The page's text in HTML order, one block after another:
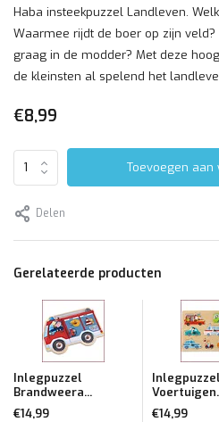
Haba insteekpuzzel Landleven.
Waarmee rijdt de boer op zijn
graag in de modder? Met deze
de kleinsten al spelend het
€8,99
Toevoegen aan
Delen
Gerelateerde producten
Inlegpuzzel
Brandweera...
€14,99
Inlegpuzzel
€14,99